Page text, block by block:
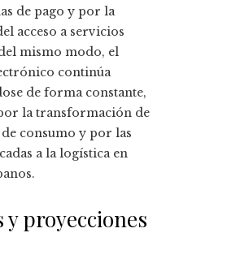
de pago y por la
acceso a servicios
mismo modo, el
continúa
de forma constante,
la transformación de
consumo y por las
a la logística en
y proyecciones